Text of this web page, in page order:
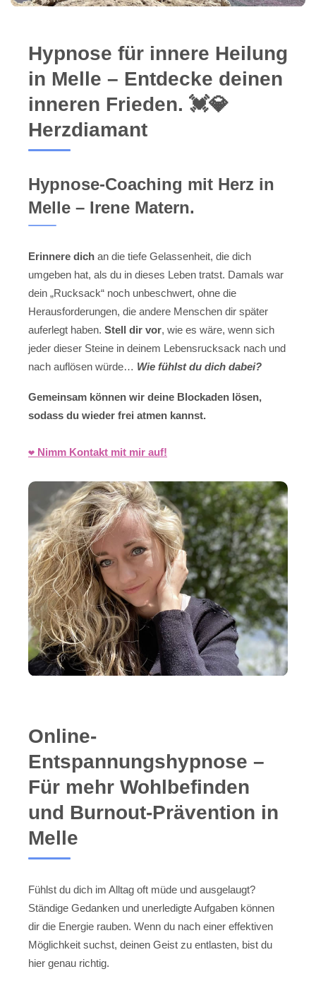
Hypnose für innere Heilung
in Melle – Entdecke deinen
inneren Frieden. 💓️💎
Herzdiamant
Hypnose-Coaching mit Herz in
Melle – Irene Matern.
Erinnere dich an die tiefe Gelassenheit, die dich
umgeben hat, als du in dieses Leben tratst. Damals war
dein „Rucksack“ noch unbeschwert, ohne die
Herausforderungen, die andere Menschen dir später
auferlegt haben. Stell dir vor, wie es wäre, wenn sich
jeder dieser Steine in deinem Lebensrucksack nach und
nach auflösen würde… Wie fühlst du dich dabei?
Gemeinsam können wir deine Blockaden lösen,
sodass du wieder frei atmen kannst.
❤️ Nimm Kontakt mit mir auf!
Online-
Entspannungshypnose –
Für mehr Wohlbefinden
und Burnout-Prävention in
Melle
Fühlst du dich im Alltag oft müde und ausgelaugt?
Ständige Gedanken und unerledigte Aufgaben können
dir die Energie rauben. Wenn du nach einer effektiven
Möglichkeit suchst, deinen Geist zu entlasten, bist du
hier genau richtig.